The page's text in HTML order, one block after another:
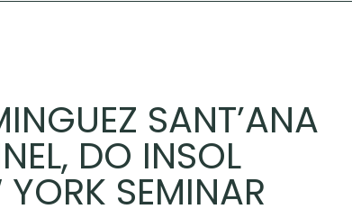
SANT’ANA
DO INSOL
SEMINAR